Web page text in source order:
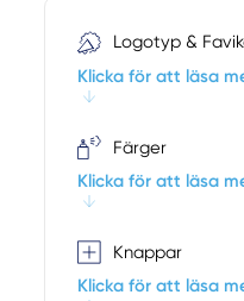
Logotyp &
Klicka för att läsa
Färger
Klicka för att läsa
Knappar
Klicka för att läsa